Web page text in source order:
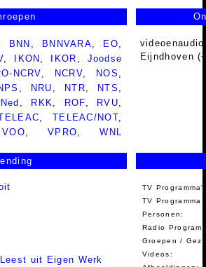
BNN BNNVARA EO
IKON IKOR
Joodse
NCRV NCRV NOS
NRU NTR NTS
RKK ROF RVU
TELEAC/NOT
VOO ,VPRO ,WNL
Eijndhoven
uit Eigen Werk
TV
TV Programma
Personen:
Radio
Groepen /
Videos: